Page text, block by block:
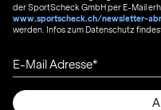
der SportScheck GmbH per E-Mail
www.sportscheck.ch/newsletter-
werden. Infos zum Datenschutz
E-Mail Adresse